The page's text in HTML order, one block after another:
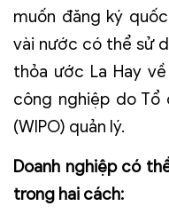
muốn đăng ký
vài nước có thể sử
thỏa ước La Hay
công nghiệp do
(WIPO) quản lý.
Doanh nghiệp có
trong hai cách: